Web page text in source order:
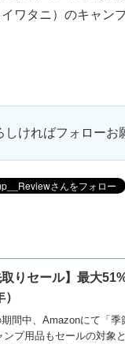
ワタニ）のキャン
ければフォローお
りセール】最大
間中、Amazonにて「季
プ用品もセールの対象